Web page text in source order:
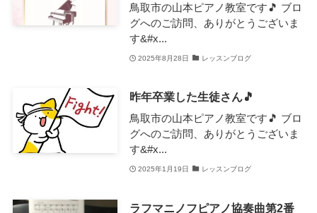
鳥取市の山本ピアノ教室です🎵 ブロ
グへのご訪問、ありがとうございま
す&#x...
2025年8月28日 レッスンブログ
昨年卒業した生徒さん🎵
鳥取市の山本ピアノ教室です🎵 ブロ
グへのご訪問、ありがとうございま
す&#x...
2025年1月19日 レッスンブログ
ラフマニノフピアノ協奏曲第2番